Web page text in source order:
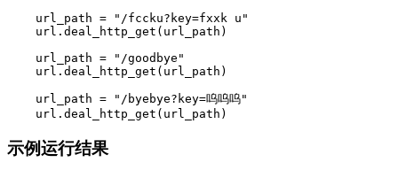
url_path =
"/fccku?key=fxxk u"
url . deal_http_get ( url_path )
url_path =
"/goodbye"
url . deal_http_get ( url_path )
url_path =
"/byebye?key=呜呜呜"
url . deal_http_get ( url_path )
示例运行结果